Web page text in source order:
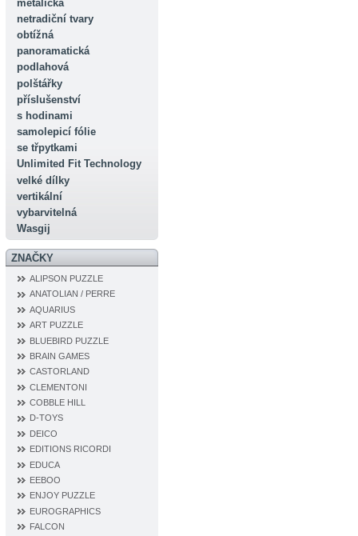
metalická
netradiční tvary
obtížná
panoramatická
podlahová
polštářky
příslušenství
s hodinami
samolepicí fólie
se třpytkami
Unlimited Fit Technology
velké dílky
vertikální
vybarvitelná
Wasgij
ZNAČKY
ALIPSON PUZZLE
ANATOLIAN / PERRE
AQUARIUS
ART PUZZLE
BLUEBIRD PUZZLE
BRAIN GAMES
CASTORLAND
CLEMENTONI
COBBLE HILL
D‐TOYS
DEICO
EDITIONS RICORDI
EDUCA
EEBOO
ENJOY PUZZLE
EUROGRAPHICS
FALCON